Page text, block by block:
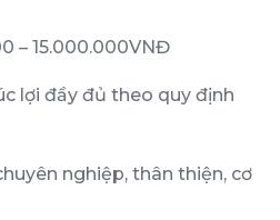
– 15.000.000VNĐ
lợi đầy đủ theo quy định
nghiệp, thân thiện, cơ